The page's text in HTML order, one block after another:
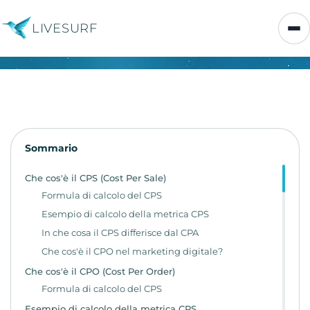
LIVESURF
Sommario
Che cos'è il CPS (Cost Per Sale)
Formula di calcolo del CPS
Esempio di calcolo della metrica CPS
In che cosa il CPS differisce dal CPA
Che cos'è il CPO nel marketing digitale?
Che cos'è il CPO (Cost Per Order)
Formula di calcolo del CPS